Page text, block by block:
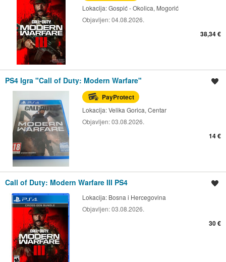
Lokacija:Gospić - Okolica, Mogorić
Objavljen:04.08.2026.
38,34 €
PS4 Igra "Call of Duty: Modern Warfare"
PayProtect
Lokacija:Velika Gorica, Centar
Objavljen:03.08.2026.
14 €
Call of Duty: Modern Warfare III PS4
Lokacija: Bosna i Hercegovina
Objavljen:03.08.2026.
30 €